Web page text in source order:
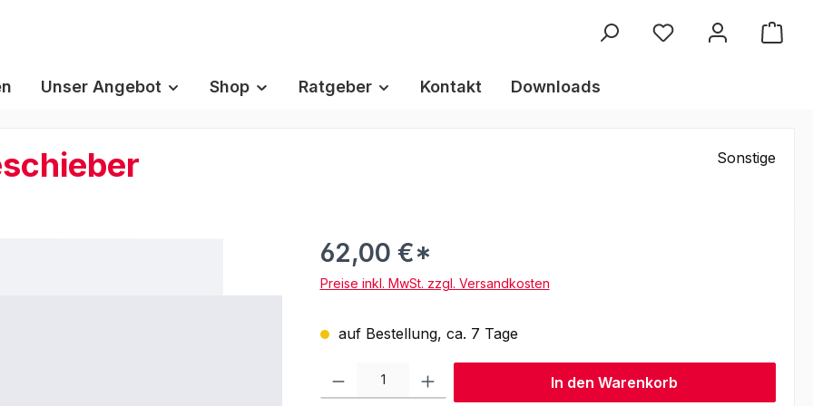
Unser Angebot Shop Ratgeber Kontakt Downloads
Sonstige
62,00 €*
Preise inkl. MwSt. zzgl. Versandkosten
auf Bestellung, ca. 7 Tage
Produkt Anzahl: Gib den gewünschten Wert ein oder benutze die Schaltflächen
In den Warenkorb